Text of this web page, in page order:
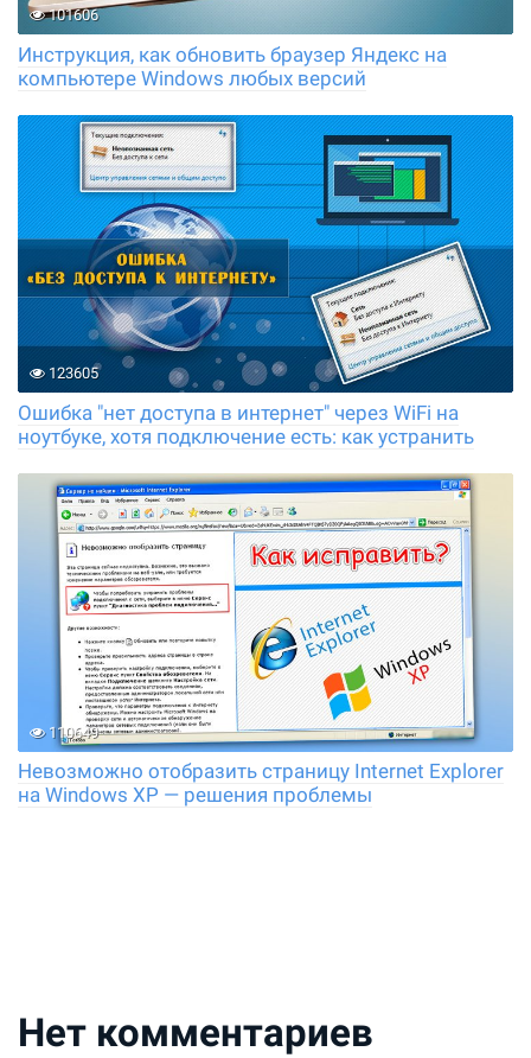
101606
Инструкция, как обновить браузер Яндекс на
компьютере Windows любых версий
123605
Ошибка "нет доступа в интернет" через WiFi на
ноутбуке, хотя подключение есть: как устранить
110649
Невозможно отобразить страницу Internet Explorer
на Windows XP — решения проблемы
Нет комментариев